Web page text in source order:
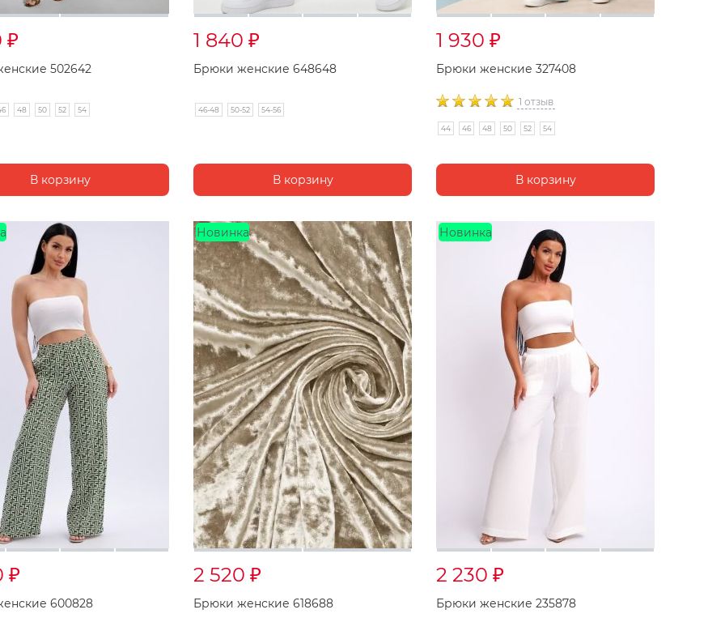
₽
502642
48 50 52 54
1 840 ₽
Брюки женские 648648
46-48 50-52 54-56
1 930 ₽
Брюки женские 327408
1 отзыв
44 46 48 50 52 54
₽
600828
Новинка
2 520 ₽
Брюки женские 618688
Новинка
2 230 ₽
Брюки женские 235878